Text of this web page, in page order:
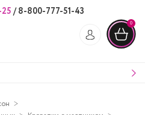
/8-800-777-51-43
0